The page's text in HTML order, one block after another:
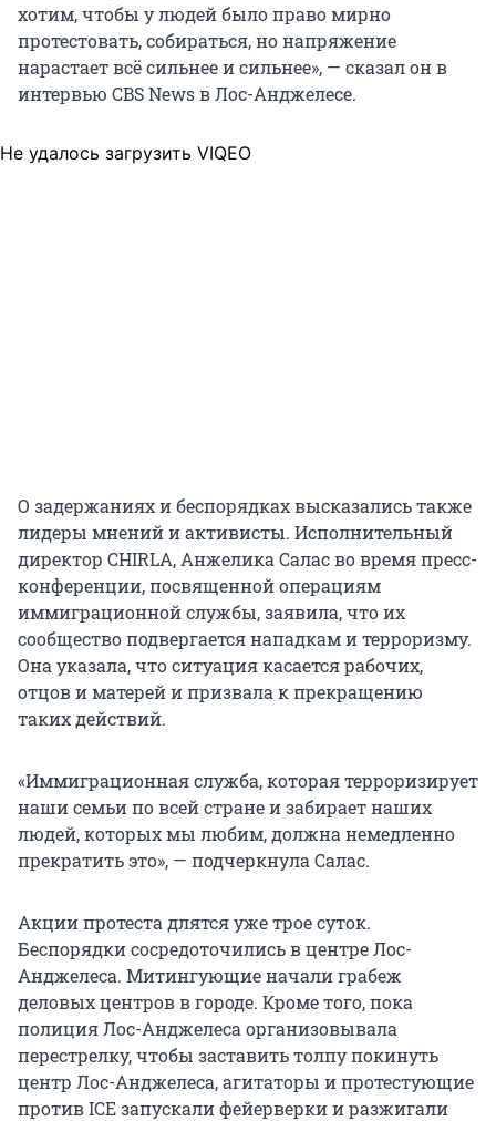
хотим, чтобы у людей было право мирно
протестовать, собираться, но напряжение
нарастает всё сильнее и сильнее», — сказал он в
интервью CBS News в Лос-Анджелесе.
Не удалось загрузить VIQEO
О задержаниях и беспорядках высказались также
лидеры мнений и активисты. Исполнительный
директор CHIRLA, Анжелика Салас во время пресс-
конференции, посвященной операциям
иммиграционной службы, заявила, что их
сообщество подвергается нападкам и терроризму.
Она указала, что ситуация касается рабочих,
отцов и матерей и призвала к прекращению
таких действий.
«Иммиграционная служба, которая терроризирует
наши семьи по всей стране и забирает наших
людей, которых мы любим, должна немедленно
прекратить это», — подчеркнула Салас.
Акции протеста длятся уже трое суток.
Беспорядки сосредоточились в центре Лос-
Анджелеса. Митингующие начали грабеж
деловых центров в городе. Кроме того, пока
полиция Лос-Анджелеса организовывала
перестрелку, чтобы заставить толпу покинуть
центр Лос-Анджелеса, агитаторы и протестующие
против ICE запускали фейерверки и разжигали